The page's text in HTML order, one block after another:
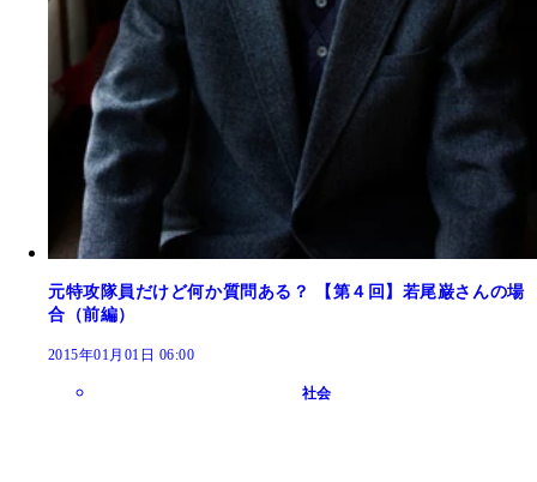
元特攻隊員だけど何か質問ある？ 【第４回】若尾巌さんの場
合（前編）
2015年01月01日 06:00
社会